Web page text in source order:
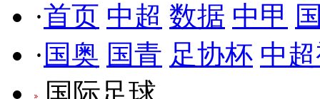
·首页 中超 数据 中甲
· 国奥 国青 足协杯 中